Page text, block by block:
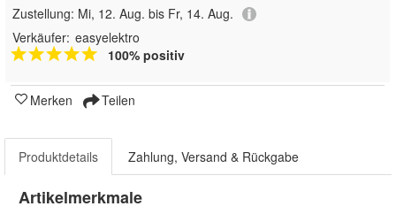
Zustellung: Mi, 12. Aug. bis Fr, 14. Aug.
Verkäufer: easyelektro
100% positiv
Merken Teilen
Produktdetails Zahlung, Versand & Rückgabe
Artikelmerkmale